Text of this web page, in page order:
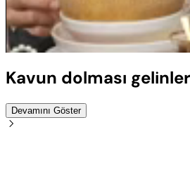
Sesi
Aç
Kavun dolması
Devamını Göster